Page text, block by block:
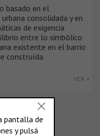
basado en el
consolidada y en
de exigencia
entre lo simbólico
existente en el barrio
construída.
VER +